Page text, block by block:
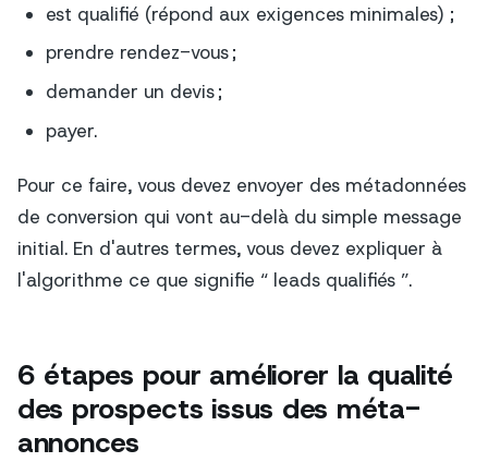
est qualifié (répond aux exigences minimales) ;
prendre rendez-vous ;
demander un devis ;
payer.
Pour ce faire, vous devez envoyer des métadonnées
de conversion qui vont au-delà du simple message
initial. En d'autres termes, vous devez expliquer à
l'algorithme ce que signifie “ leads qualifiés ”.
6 étapes pour améliorer la qualité
des prospects issus des méta-
annonces